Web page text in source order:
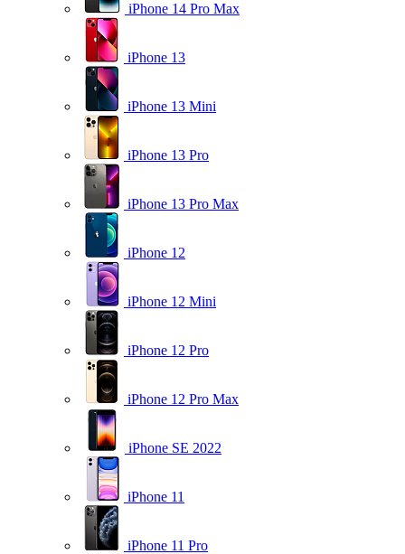
iPhone 14 Pro Max
iPhone 13
iPhone 13 Mini
iPhone 13 Pro
iPhone 13 Pro Max
iPhone 12
iPhone 12 Mini
iPhone 12 Pro
iPhone 12 Pro Max
iPhone SE 2022
iPhone 11
iPhone 11 Pro